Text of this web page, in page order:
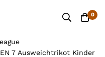
0
7 Ausweichtrikot Kinder